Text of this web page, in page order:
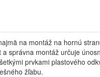
na montáž na hornú
správna montáž určuje
prvkami plastového
žľabu.